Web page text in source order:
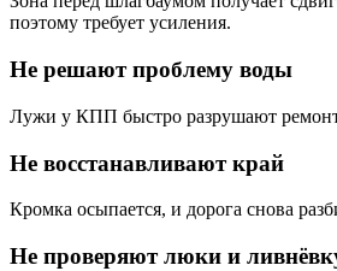
поэтому требует усиления.
Не решают проблему воды
Лужи у КПП быстро разрушают
Не восстанавливают край
Кромка осыпается, и дорога снова
Не проверяют люки и